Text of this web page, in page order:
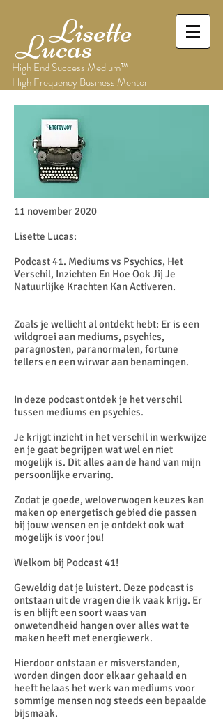
Lisette
Lucas
High End Success Medium™
High Frequency Business Mentor
11 november 2020
Lisette Lucas:
Podcast 41. Mediums vs Psychics, Het
Verschil, Inzichten En Hoe Ook Jij Je
Natuurlijke Krachten Kan Activeren.
Zoals je wellicht al ontdekt hebt: Er is een
wildgroei aan mediums, psychics,
paragnosten, paranormalen, fortune
tellers en een wirwar aan benamingen.
In deze podcast ontdek je het verschil
tussen mediums en psychics.
Je krijgt inzicht in het verschil in werkwijze
en je gaat begrijpen wat wel en niet
mogelijk is. Dit alles aan de hand van mijn
persoonlijke ervaring.
Zodat je goede, weloverwogen keuzes kan
maken op energetisch gebied die passen
bij jouw wensen en je ontdekt ook wat
mogelijk is voor jou!
Welkom bij Podcast 41!
Geweldig dat je luistert. Deze podcast is
ontstaan uit de vragen die ik vaak krijg. Er
is en blijft een soort waas van
onwetendheid hangen over alles wat te
maken heeft met energiewerk.
Hierdoor ontstaan er misverstanden,
worden dingen door elkaar gehaald en
heeft helaas het werk van mediums voor
sommige mensen nog steeds een bepaalde
bijsmaak.